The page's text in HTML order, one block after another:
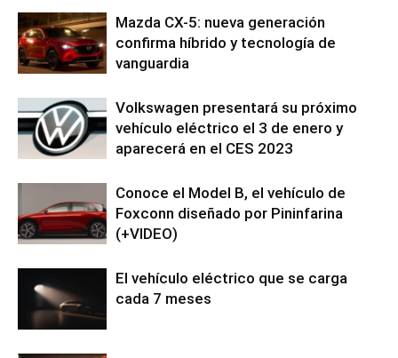
Mazda CX-5: nueva generación
confirma híbrido y tecnología de
vanguardia
Volkswagen presentará su próximo
vehículo eléctrico el 3 de enero y
aparecerá en el CES 2023
Conoce el Model B, el vehículo de
Foxconn diseñado por Pininfarina
(+VIDEO)
El vehículo eléctrico que se carga
cada 7 meses